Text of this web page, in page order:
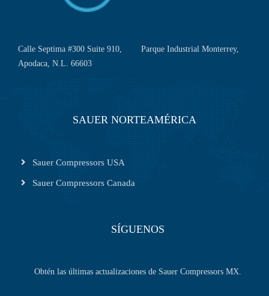
Calle Septima #300 Suite 910, Parque Industrial Monterrey,
Apodaca, N.L. 66603
SAUER NORTEAMÉRICA
Sauer Compressors USA
Sauer Compressors Canada
SÍGUENOS
Obtén las últimas actualizaciones de Sauer Compressors MX.